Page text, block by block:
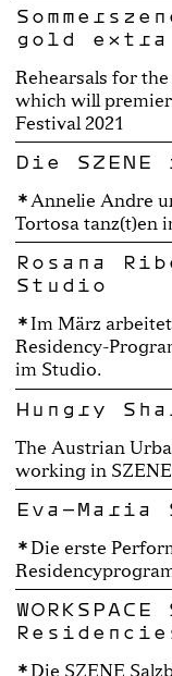
gold extra
Rehearsals for
which will
Festival 2021
Die SZENE
Annelie Andre
Tortosa tanz(t)en
Rosana
Studio
Im März
Residency-
im Studio.
Hungry
The Austrian
working in
Eva-Maria
Die erste
Die SZENE